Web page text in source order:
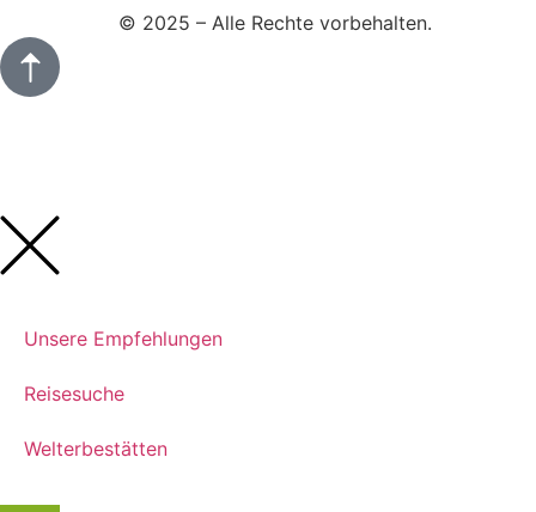
© 2025 – Alle Rechte vorbehalten.
Unsere Empfehlungen
Reisesuche
Welterbestätten